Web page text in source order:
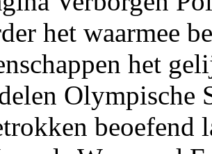
het waarmee
het
Olympische
beoefend